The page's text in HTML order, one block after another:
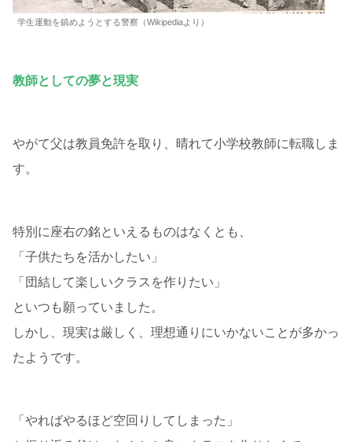
学生運動を鎮めようとする警察（Wikipediaより）
教師としての夢と現実
やがて父は教員免許を取り、晴れて小学校教師に転職しま
す。
特別に座右の銘といえるものはなくとも、
「子供たちを活かしたい」
「団結して楽しいクラスを作りたい」
といつも願っていました。
しかし、現実は厳しく、理想通りにいかないことが多かっ
たようです。
「やればやるほど空回りしてしまった」